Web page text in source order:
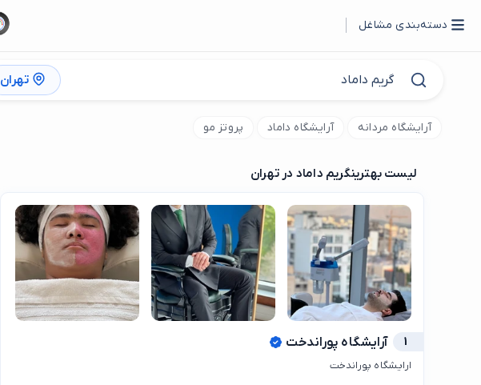
دسته‌بندی مشاغل
تهران
آرایشگاه مردانه آرایشگاه داماد پروتز مو
لیست بهترینگریم داماد در تهران
1 آرایشگاه پوراندخت
ارایشگاه پوراندخت